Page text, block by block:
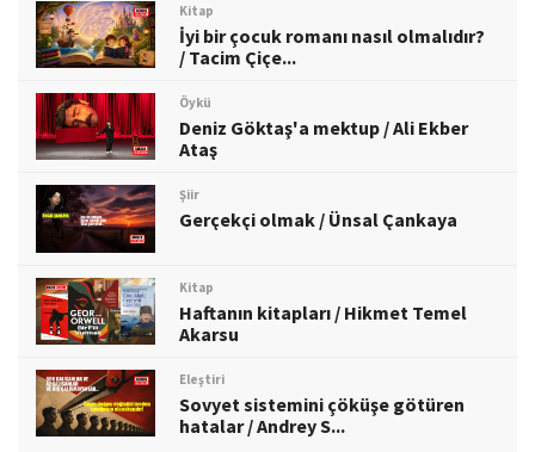
Kitap
İyi bir çocuk romanı nasıl olmalıdır?
/ Tacim Çiçe...
Öykü
Deniz Göktaş'a mektup / Ali Ekber
Ataş
Şiir
Gerçekçi olmak / Ünsal Çankaya
Kitap
Haftanın kitapları / Hikmet Temel
Akarsu
Eleştiri
Sovyet sistemini çöküşe götüren
hatalar / Andrey S...